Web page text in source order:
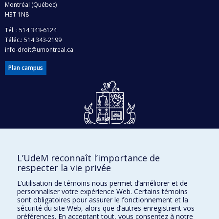
en sciences humaines du Canada , Société québécoise
d'information juridique (SOQUIJ) , AMF/Autorité des
marchés financiers , Université de Montréal
Programmes de subvention :
Montréal (Québec)
H3T 1N8
Tél. : 514 343-6124
Téléc.: 514 343-2199
info-droit@umontreal.ca
Plan campus
Accès protégé
Facebook|Twitter
LinkedIn|Instagram
L’UdeM reconnaît l’importance de
respecter la vie privée
L’utilisation de témoins nous permet d’améliorer et de
personnaliser votre expérience Web. Certains témoins
sont obligatoires pour assurer le fonctionnement et la
sécurité du site Web, alors que d’autres enregistrent vos
préférences. En acceptant tout, vous consentez à notre